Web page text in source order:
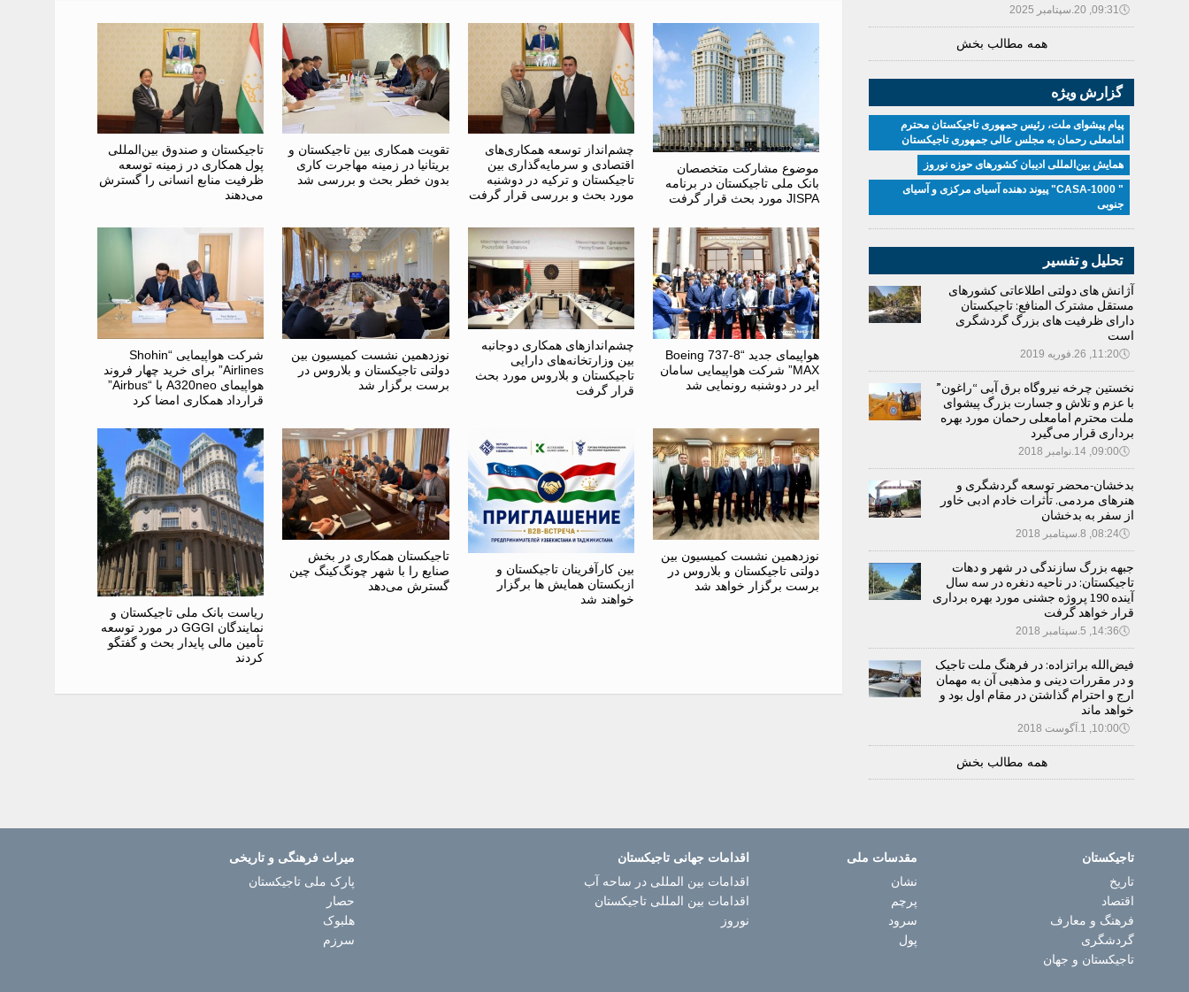
موضوع مشارکت متخصصان
بانک ملی تاجیکستان در برنامه
JISPA مورد بحث قرار گرفت
چشم‌انداز توسعه همکاری‌های
اقتصادی و سرمایه‌گذاری بین
تاجیکستان و ترکیه در دوشنبه
مورد بحث و بررسی قرار گرفت
تقویت همکاری بین تاجیکستان و
بریتانیا در زمینه مهاجرت کاری
بدون خطر بحث و بررسی شد
تاجیکستان و صندوق بین‌المللی
پول همکاری در زمینه توسعه
ظرفیت منابع انسانی را گسترش
می‌دهند
هواپیمای جدید “Boeing 737-8
MAX” شرکت هواپیمایی سامان
ایر در دوشنبه رونمایی شد
چشم‌اندازهای همکاری دوجانبه
بین وزارتخانه‌های دارایی
تاجیکستان و بلاروس مورد بحث
قرار گرفت
نوزدهمین نشست کمیسیون بین
دولتی تاجیکستان و بلاروس در
برست برگزار شد
شرکت هواپیمایی “Shohin
Airlines” برای خرید چهار فروند
هواپیمای A320neo با “Airbus”
قرارداد همکاری امضا کرد
نوزدهمین نشست کمیسیون بین
دولتی تاجیکستان و بلاروس در
برست برگزار خواهد شد
بین کارآفرینان تاجیکستان و
ازبکستان همایش ها برگزار
خواهند شد
تاجیکستان همکاری در بخش
صنایع را با شهر چونگ‌کینگ چین
گسترش می‌دهد
ریاست بانک ملی تاجیکستان و
نمایندگان GGGI در مورد توسعه
تأمین مالی پایدار بحث و گفتگو
کردند
🕔09:31, 20.سپتامبر 2025
همه مطالب بخش
گزارش ویژه
پیام پیشوای ملت، رئیس جمهوری تاجیکستان محترم
امامعلی رحمان به مجلس عالی جمهوری تاجیکستان
همایش بین‌المللی ادیبان کشور‌های حوزه نوروز
" CASA-1000" پیوند دهنده آسیای مرکزی و آسیای
جنوبی
تحلیل و تفسیر
آژانش های دولتی اطلاعاتی کشورهای
مستقل مشترک المنافع: تاجیکستان
دارای ظرفیت های بزرگ گردشگری
است
🕔11:20, 26.فوریه 2019
نخستین چرخه نیروگاه برق آبی “راغون”
با عزم و تلاش و جسارت بزرگ پیشوای
ملت محترم امامعلی رحمان مورد بهره
برداری قرار می‌گیرد
🕔09:00, 14.نوامبر 2018
بدخشان-محضر توسعه گردشگری و
هنرهای مردمی. تأثرات خادم ادبی خاور
از سفر به بدخشان
🕔08:24, 8.سپتامبر 2018
جبهه بزرگ سازندگی در شهر و دهات
تاجیکستان: در ناحیه دنغره در سه سال
آینده 190 پروژه جشنی مورد بهره برداری
قرار خواهد گرفت
🕔14:36, 5.سپتامبر 2018
فیض‌الله براتزاده: در فرهنگ ملت تاجیک
و در مقررات دینی و مذهبی آن به مهمان
ارج و احترام گذاشتن در مقام اول بود و
خواهد ماند
🕔10:00, 1.آگوست 2018
همه مطالب بخش
تاجیکستان
تاریخ
اقتصاد
فرهنگ و معارف
گردشگری
تاجیکستان و جهان
مقدسات ملی
نشان
پرچم
سرود
پول
اقدامات جهانی تاجیکستان
اقدامات بین المللی در ساحه آب
اقدامات بین المللی تاجیکستان
نوروز
میراث فرهنگی و تاریخی
پارک ملی تاجیکستان
حصار
هلبوک
سرزم